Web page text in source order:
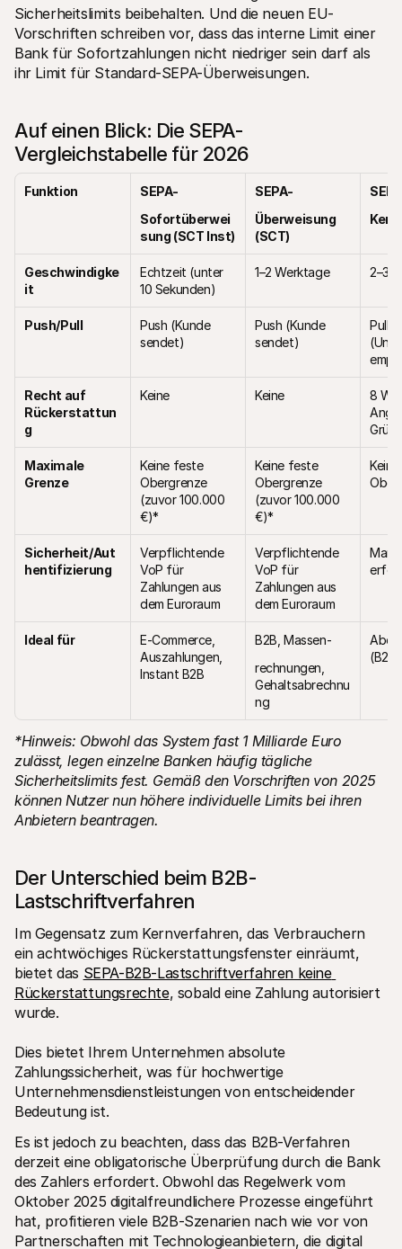
Sicherheitslimits beibehalten. Und die neuen EU-
Vorschriften schreiben vor, dass das interne Limit einer
Bank für Sofortzahlungen nicht niedriger sein darf als
ihr Limit für Standard-SEPA-Überweisungen.
Auf einen Blick: Die SEPA-
Vergleichstabelle für 2026
Funktion
SEPA-
Sofortüberwei
sung (SCT Inst)
SEPA-
Überweisung
(SCT)
Geschwindigke
it
Echtzeit (unter
10 Sekunden)
1–2 Werktage 2–3
Push/Pull
Push (Kunde
sendet)
Push (Kunde
sendet)
Pull
Recht auf
Rückerstattun
g
Keine Keine
8
Maximale
Grenze
Keine feste
Obergrenze
(zuvor 100.000
€)*
Keine feste
Obergrenze
(zuvor 100.000
€)*
Sicherheit/Aut
hentifizierung
Verpflichtende
VoP für
Zahlungen aus
dem Euroraum
Verpflichtende
VoP für
Zahlungen aus
dem Euroraum
Ideal für
E-Commerce,
Auszahlungen,
Instant B2B
B2B, Massen-
rechnungen,
Gehaltsabrechnu
ng
(B2C)
*Hinweis: Obwohl das System fast 1 Milliarde Euro
zulässt, legen einzelne Banken häufig tägliche
Sicherheitslimits fest. Gemäß den Vorschriften von 2025
können Nutzer nun höhere individuelle Limits bei ihren
Anbietern beantragen.
Der Unterschied beim B2B-
Lastschriftverfahren
Im Gegensatz zum Kernverfahren, das Verbrauchern
ein achtwöchiges Rückerstattungsfenster einräumt,
bietet das SEPA-B2B-Lastschriftverfahren keine
Rückerstattungsrechte, sobald eine Zahlung autorisiert
wurde.
Dies bietet Ihrem Unternehmen absolute
Zahlungssicherheit, was für hochwertige
Unternehmensdienstleistungen von entscheidender
Bedeutung ist.
Es ist jedoch zu beachten, dass das B2B-Verfahren
derzeit eine obligatorische Überprüfung durch die Bank
des Zahlers erfordert. Obwohl das Regelwerk vom
Oktober 2025 digitalfreundlichere Prozesse eingeführt
hat, profitieren viele B2B-Szenarien nach wie vor von
Partnerschaften mit Technologieanbietern, die digital